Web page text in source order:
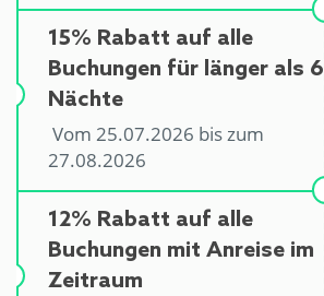
15% Rabatt auf alle
Buchungen für länger als 6
Nächte
Vom 25.07.2026 bis zum
27.08.2026
12% Rabatt auf alle
Buchungen mit Anreise im
Zeitraum